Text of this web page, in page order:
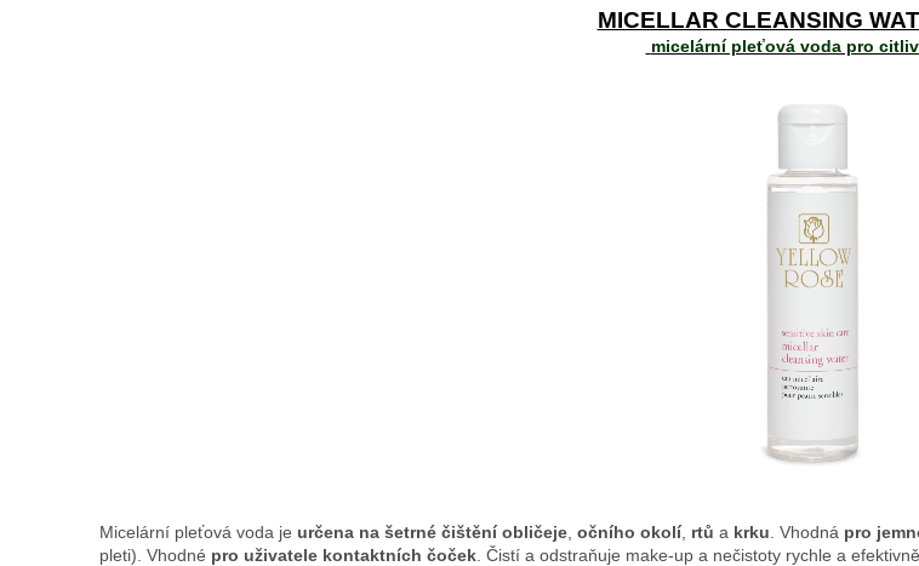
MICELLAR CLEANSING
micelární pleťová voda pro
Micelární pleťová voda je určena na šetrné čištění obličeje očního okolí, rtů a krku . Vhodná pro
pleti). Vhodné pro uživatele kontaktních čoček . Čistí a odstraňuje make-up a nečistoty rychle a